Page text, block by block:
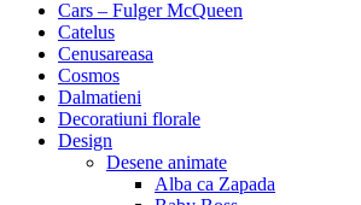
Cars – Fulger McQueen
Catelus
Cenusareasa
Cosmos
Dalmatieni
Decoratiuni florale
Design
Desene animate
Alba ca Zapada